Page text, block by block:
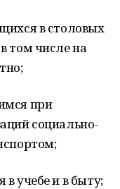
в столовых
том числе на
при
социально-
учебе и в быту;